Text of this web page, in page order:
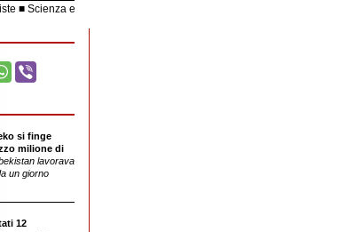
Scienza e
si finge
milione di
lavorava
un giorno
12